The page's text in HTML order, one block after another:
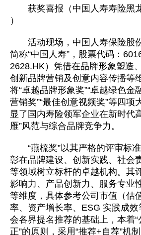
获奖喜报（中国人寿寿险黑
）
活动现场，中国人寿保险股
简称“中国人寿”，股票代码：
2628.HK）凭借在品牌形象塑造
创新品牌营销及创意内容传播等
将“卓越品牌形象奖”“卓越绿色金
营销奖”“最佳创意视频奖”等四项
显了国内寿险领军企业在新时代
雁”风范与综合品牌竞争力。
“燕梳奖”以其严格的评审标
彰在品牌建设、创新实践、社会
等领域树立标杆的卓越机构。其
影响力、产品创新力、服务专业
等维度，具体参考公司市值（估
率、资产增长率、ESG 实践成
会各界提名推荐的基础上，本着
正”的原则，采用“推荐+自荐”机